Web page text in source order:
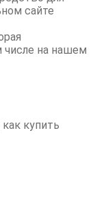
сайте
числе на нашем
купить